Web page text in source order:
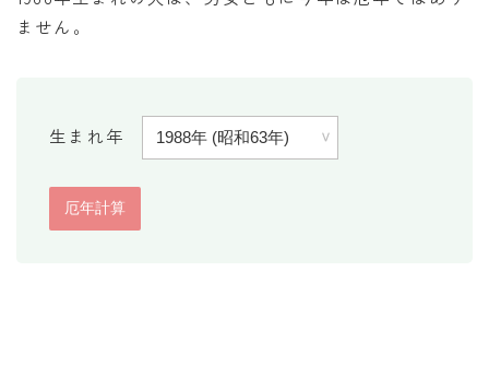
暮らしの豆知識
パソコン豆知識
暮らしの計算
ません。
生まれ年